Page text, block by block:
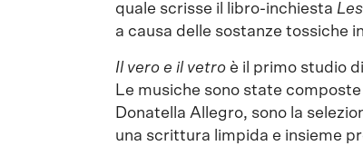
quale scrisse il libro-inchiesta
a causa delle sostanze tossiche
Il vero e il vetro è il primo studio
Le musiche sono state
Donatella Allegro, sono la
una scrittura limpida e insieme